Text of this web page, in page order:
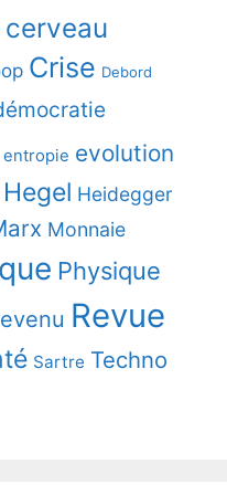
cerveau
Crise Debord
entropie evolution
Hegel Heidegger
Monnaie
Physique
Revue
Sartre Techno